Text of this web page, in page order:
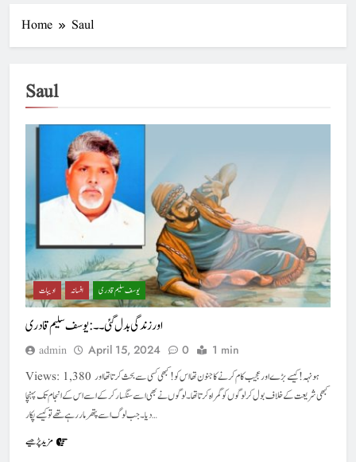
Home Saul
Saul
ادیبات افسانہ یوسف سلیم قادری
اور زندگی بدل گئی ۔۔: یوسف سلیم قادری
admin April 15, 2024 0 1 min
Views: 1,380 ہونہہ! کیسے بڑے اور عجیب کام کرنے کا جنون تھا اس کو! کبھی کسی سے بحث کرتا تھا اور
کبھی شریعت کے خلاف بول کر لوگوں کو گمراہ کرتاتھا۔ لوگوں نے بھی اسے سنگسار کر کے اسے اس کے انجام تک پہنچا
دیا۔ جب لوگ اسے پتھر مار رہے تھے تو کیسے پکار…
مزید پڑھیے